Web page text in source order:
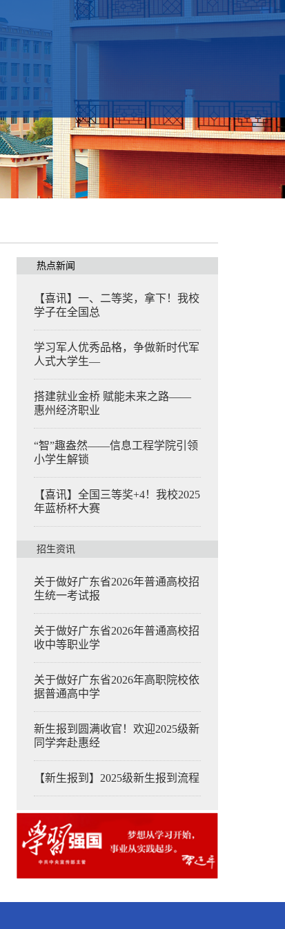
热点新闻
【喜讯】一、二等奖，拿下！我校
学子在全国总
学习军人优秀品格，争做新时代军
人式大学生—
搭建就业金桥 赋能未来之路——
惠州经济职业
“智”趣盎然——信息工程学院引领
小学生解锁
【喜讯】全国三等奖+4！我校2025
年蓝桥杯大赛
招生资讯
关于做好广东省2026年普通高校招
生统一考试报
关于做好广东省2026年普通高校招
收中等职业学
关于做好广东省2026年高职院校依
据普通高中学
新生报到圆满收官！欢迎2025级新
同学奔赴惠经
【新生报到】2025级新生报到流程